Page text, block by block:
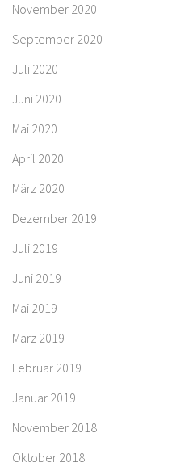
November 2020
September 2020
Juli 2020
Juni 2020
Mai 2020
April 2020
März 2020
Dezember 2019
Juli 2019
Juni 2019
Mai 2019
März 2019
Februar 2019
Januar 2019
November 2018
Oktober 2018